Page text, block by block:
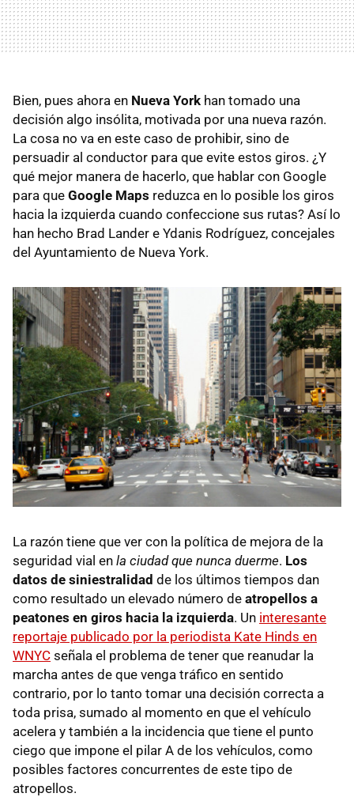
Bien, pues ahora en Nueva York han tomado una
decisión algo insólita, motivada por una nueva razón.
La cosa no va en este caso de prohibir, sino de
persuadir al conductor para que evite estos giros. ¿Y
qué mejor manera de hacerlo, que hablar con Google
para que Google Maps reduzca en lo posible los giros
hacia la izquierda cuando confeccione sus rutas? Así lo
han hecho Brad Lander e Ydanis Rodríguez, concejales
del Ayuntamiento de Nueva York.
La razón tiene que ver con la política de mejora de la
seguridad vial en la ciudad que nunca duerme. Los
datos de siniestralidad de los últimos tiempos dan
como resultado un elevado número de atropellos a
peatones en giros hacia la izquierda. Un interesante
reportaje publicado por la periodista Kate Hinds en
WNYC señala el problema de tener que reanudar la
marcha antes de que venga tráfico en sentido
contrario, por lo tanto tomar una decisión correcta a
toda prisa, sumado al momento en que el vehículo
acelera y también a la incidencia que tiene el punto
ciego que impone el pilar A de los vehículos, como
posibles factores concurrentes de este tipo de
atropellos.